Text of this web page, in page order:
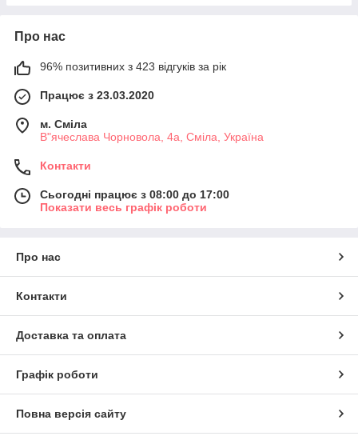
Про нас
96% позитивних з 423 відгуків за рік
Працює з 23.03.2020
м. Сміла
В"ячеслава Чорновола, 4а, Сміла, Україна
Контакти
Сьогодні працює з 08:00 до 17:00
Показати весь графік роботи
Про нас
Контакти
Доставка та оплата
Графік роботи
Повна версія сайту